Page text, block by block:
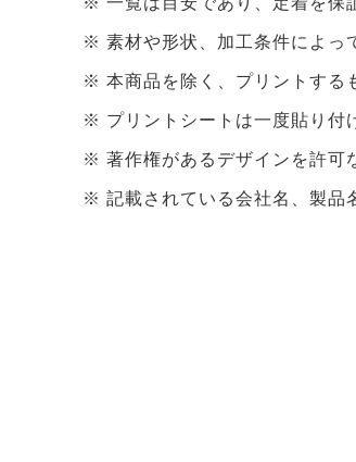
素材や形状、加工条件によっ
本商品を除く、プリントする
プリントシートは一度貼り付
著作権があるデザインを許可
記載されている会社名、製品